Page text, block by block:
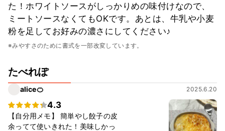
た！ホワイトソースがしっかりめの味付けなので、
ミートソースなくてもOKです。あとは、牛乳や小麦
粉を足してお好みの濃さにしてください♪
※みやすさのために書式を一部改変しています。
たべれぽ
alice🍊 2025.6.20
4.3
【自分用メモ】 簡単やし餃子の皮
余ってて使いきれた！美味しかっ